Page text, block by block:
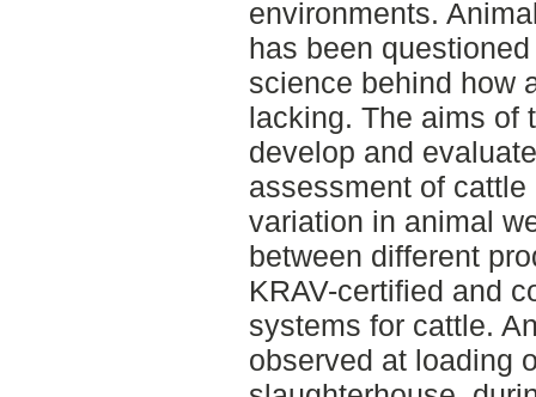
environments.
has been
science behind how
lacking. The aims of
develop and
assessment of
variation in animal
between different
KRAV-certified and
systems for cattle.
observed at loading